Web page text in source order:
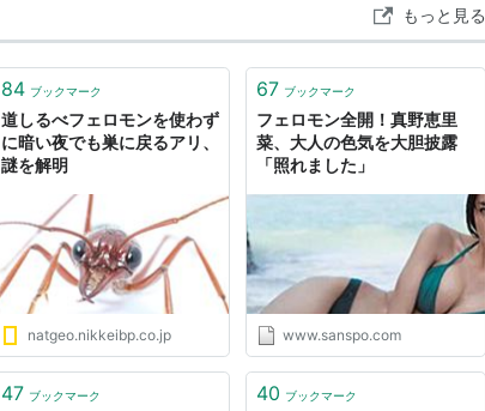
もっと見る
84 ブックマーク
道しるべフェロモンを使わず
に暗い夜でも巣に戻るアリ、
謎を解明
natgeo.nikkeibp.co.jp
67 ブックマーク
フェロモン全開！真野恵里
菜、大人の色気を大胆披露
「照れました」
www.sanspo.com
47 ブックマーク 40 ブックマーク